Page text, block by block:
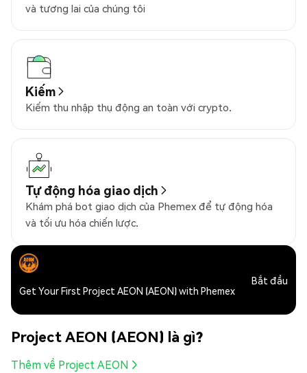
và tương lai của chúng tôi
Kiếm
Kiếm thu nhập thụ động an toàn với crypto.
Tự động hóa giao dịch
Khám phá bot giao dịch của Phemex để tự động hóa
và tối ưu hóa chiến lược.
Get Your First Project AEON (AEON) with Phemex
Bắt đầu
Project AEON (AEON) là gì?
Thêm về Project AEON